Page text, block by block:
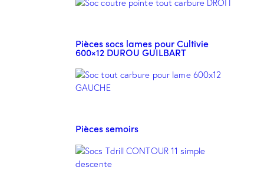
Pièces socs lames pour Cultivie
600×12 DUROU GUILBART
Pièces semoirs